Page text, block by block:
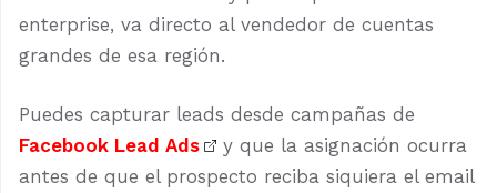
enterprise, va directo al vendedor de cuentas
grandes de esa región.
Puedes capturar leads desde campañas de
Facebook Lead Ads
y que la asignación ocurra
antes de que el prospecto reciba siquiera el email